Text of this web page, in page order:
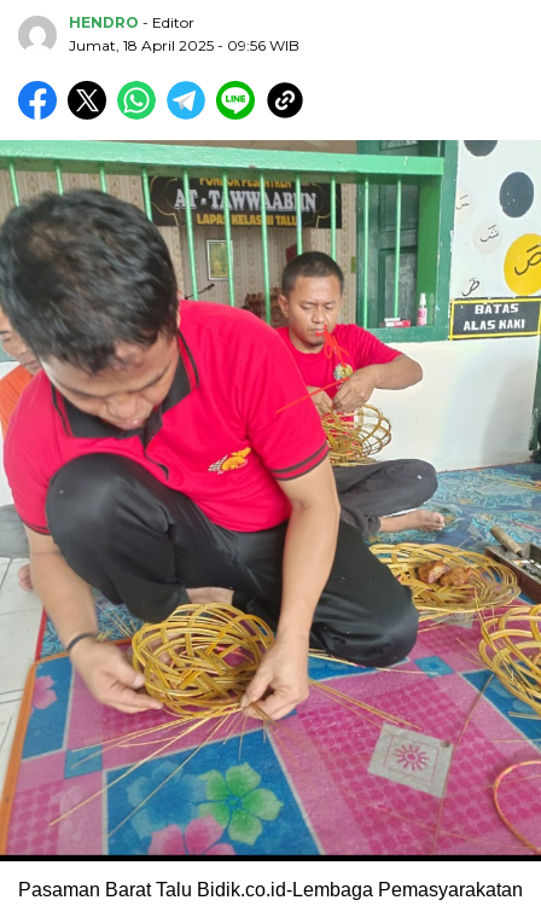
HENDRO - Editor
Jumat, 18 April 2025 - 09:56 WIB
Pasaman Barat Talu Bidik.co.id-Lembaga Pemasyarakatan